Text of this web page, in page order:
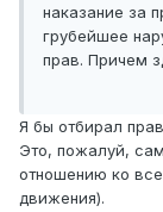
наказание за
грубейшее
прав. Причем
Я бы отбирал
Это, пожалуй,
отношению ко
движения).